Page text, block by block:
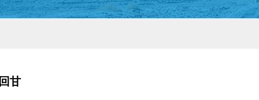
甘